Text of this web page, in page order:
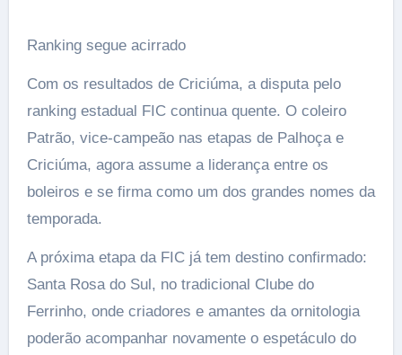
Ranking segue acirrado
Com os resultados de Criciúma, a disputa pelo
ranking estadual FIC continua quente. O coleiro
Patrão, vice-campeão nas etapas de Palhoça e
Criciúma, agora assume a liderança entre os
boleiros e se firma como um dos grandes nomes da
temporada.
A próxima etapa da FIC já tem destino confirmado:
Santa Rosa do Sul, no tradicional Clube do
Ferrinho, onde criadores e amantes da ornitologia
poderão acompanhar novamente o espetáculo do